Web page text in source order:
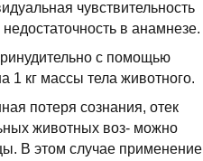
чувствительность
в анамнезе.
с помощью
1 кг массы тела животного.
потеря сознания, отек
животных воз- можно
В этом случае применение